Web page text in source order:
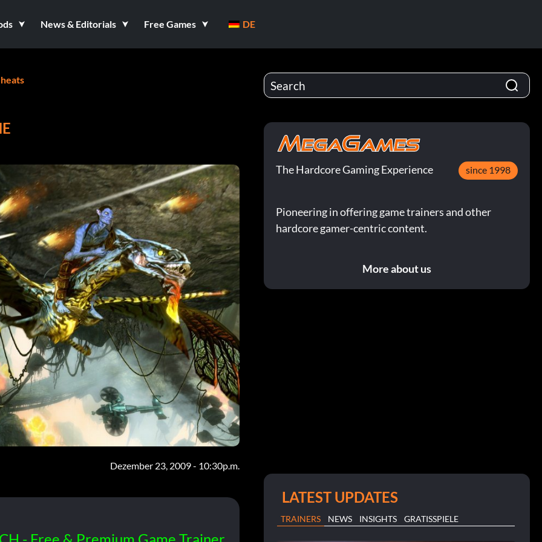
News & Editorials Free Games DE
Dezember 23, 2009 - 10:30p.m.
The Hardcore Gaming Experience since 1998
Pioneering in offering game trainers and other
hardcore gamer-centric content.
More about us
LATEST UPDATES
TRAINERS NEWS INSIGHTS GRATISSPIELE